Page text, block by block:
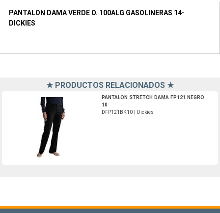
PANTALON DAMA VERDE O. 100ALG GASOLINERAS 14-
DICKIES
★ PRODUCTOS RELACIONADOS ★
PANTALON STRETCH DAMA FP121 NEGRO
10
DFP121BK10 | Dickies